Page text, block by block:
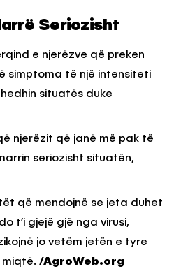
Seriozisht
e njerëzve që preken
simptoma të një intensiteti
situatës duke
njerëzit që janë më pak të
seriozisht situatën,
që mendojnë se jeta duhet
t’i gjejë gjë nga virusi,
jo vetëm jetën e tyre
/AgroWeb.org